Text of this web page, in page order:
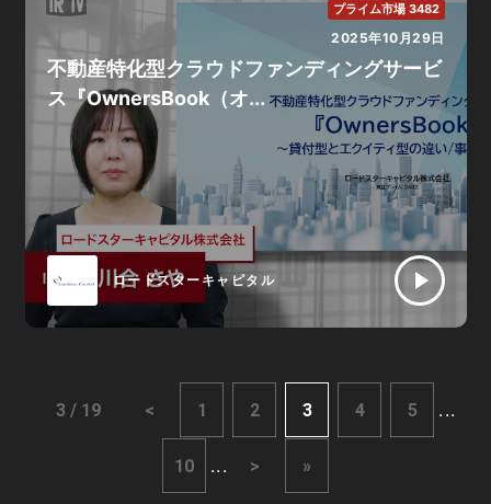
プライム市場 3482
2025年10月29日
ロードスターキャピタル
不動産特化型クラウドファンディングサービ
ス『OwnersBook（オ...
3 / 19 < 1 2 3 4 5 ...
10 ... > »